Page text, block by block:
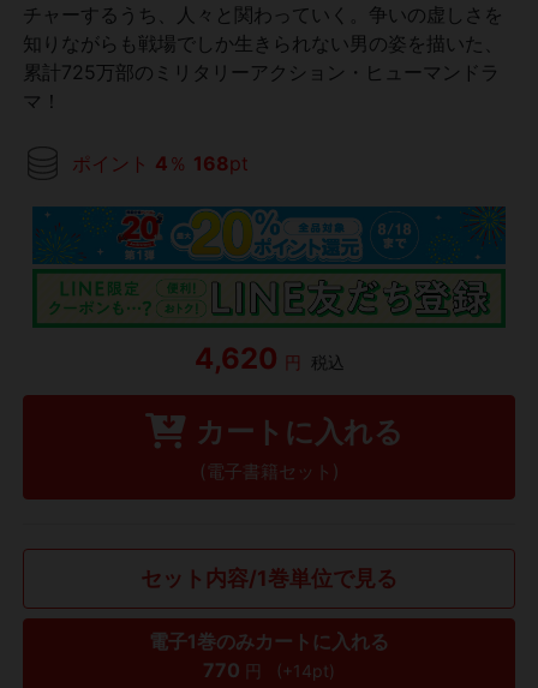
チャーするうち、人々と関わっていく。争いの虚しさを
知りながらも戦場でしか生きられない男の姿を描いた、
累計725万部のミリタリーアクション・ヒューマンドラ
マ！
ポイント 4 ％ 168pt
4,620 円 税込
カートに入れる
(電子書籍セット)
セット内容/1巻単位で見る
電子1巻のみカートに入れる
770 円 (+14pt)